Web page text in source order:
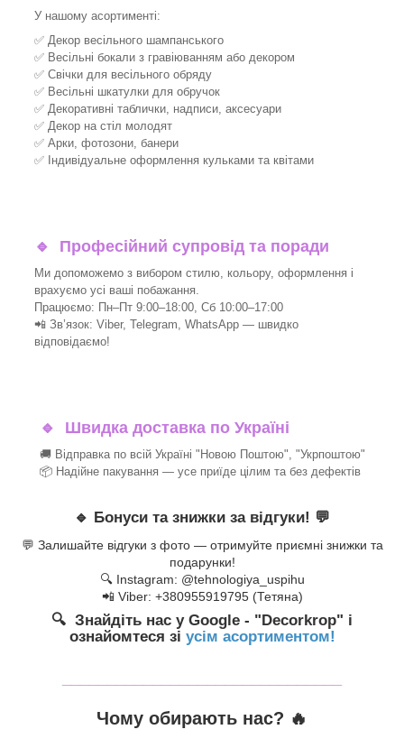
У нашому асортименті:
✅ Декор весільного шампанського
✅ Весільні бокали з гравіюванням або декором
✅ Свічки для весільного обряду
✅ Весільні шкатулки для обручок
✅ Декоративні таблички, надписи, аксесуари
✅ Декор на стіл молодят
✅ Арки, фотозони, банери
✅ Індивідуальне оформлення кульками та квітами
🔹 Професійний супровід та поради
Ми допоможемо з вибором стилю, кольору, оформлення і
врахуємо усі ваші побажання.
Працюємо: Пн–Пт 9:00–18:00, Сб 10:00–17:00
📲 Зв’язок: Viber, Telegram, WhatsApp — швидко
відповідаємо!
🔹 Швидка доставка по Україні
🚚 Відправка по всій Україні "Новою Поштою", "Укрпоштою"
📦 Надійне пакування — усе приїде цілим та без дефектів
🔹 Бонуси та знижки за відгуки! 💬
💬 Залишайте відгуки з фото — отримуйте приємні знижки та
подарунки!
🔍 Instagram: @tehnologiya_uspihu
📲 Viber: +380955919795 (Тетяна)
🔍 Знайдіть нас у Google - "Decorkrop" і
ознайомтеся зі усім асортиментом!
Чому обирають нас? 🔥